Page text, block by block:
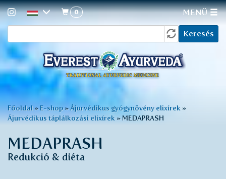
Ugrás
tartalomra
űrlap
Keresés
0 MENÜ
Jelenlegi
hely
Főoldal » E-shop » Ájurvédikus gyógynövény elixírek »
Ájurvédikus táplálkozási elixírek » MEDAPRASH
MEDAPRASH
Redukció & diéta